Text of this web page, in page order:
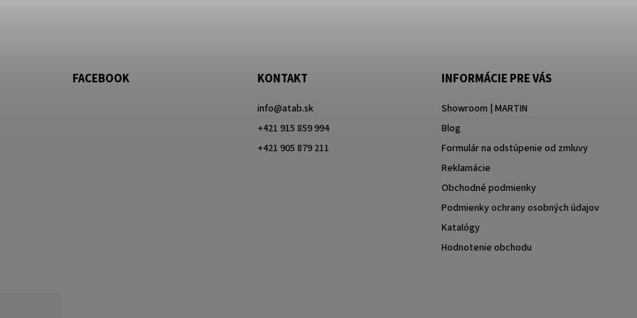
FACEBOOK KONTAKT
info@atab.sk
+421 915 859 994
+421 905 879 211
INFORMÁCIE PRE VÁS
Showroom | MARTIN
Blog
Formulár na odstúpenie od zmluvy
Reklamácie
Obchodné podmienky
Podmienky ochrany osobných údajov
Katalógy
Hodnotenie obchodu